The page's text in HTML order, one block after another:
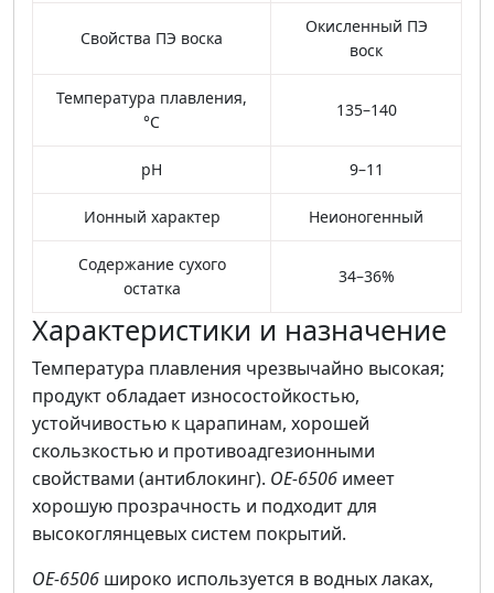
Свойства ПЭ воска
Окисленный ПЭ
воск
Температура плавления,
°C
135–140
pH 9–11
Ионный характер Неионогенный
Содержание сухого
остатка
34–36%
Характеристики и назначение
Температура плавления чрезвычайно высокая;
продукт обладает износостойкостью,
устойчивостью к царапинам, хорошей
скользкостью и противоадгезионными
свойствами (антиблокинг). OE-6506 имеет
хорошую прозрачность и подходит для
высокоглянцевых систем покрытий.
OE-6506 широко используется в водных лаках,